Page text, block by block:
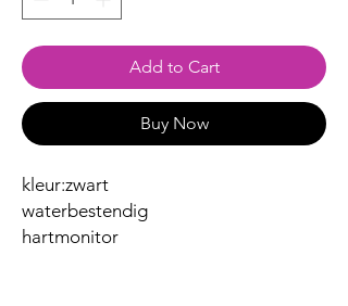
Add to Cart
Buy Now
kleur:zwart
waterbestendig
hartmonitor